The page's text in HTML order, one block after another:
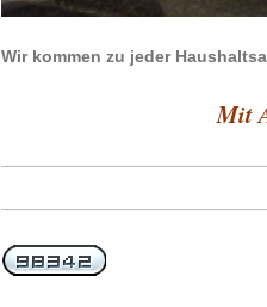
Wir kommen zu jeder
Mit